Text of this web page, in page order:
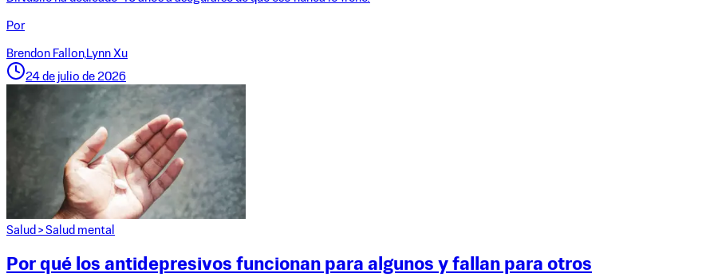
Por
Brendon Fallon,Lynn Xu
24 de julio de 2026
Salud > Salud mental
Por qué los antidepresivos funcionan para algunos y fallan para otros